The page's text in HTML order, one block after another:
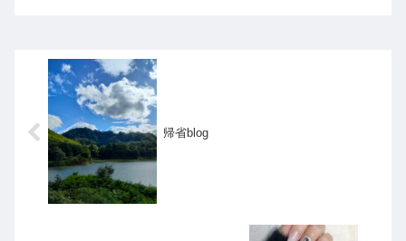
帰省blog